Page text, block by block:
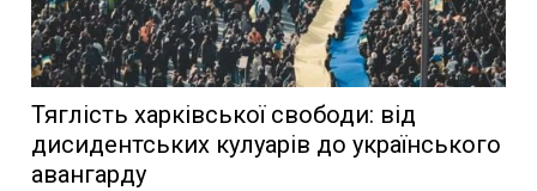
Тяглість харківської свободи: від
дисидентських кулуарів до українського
авангарду